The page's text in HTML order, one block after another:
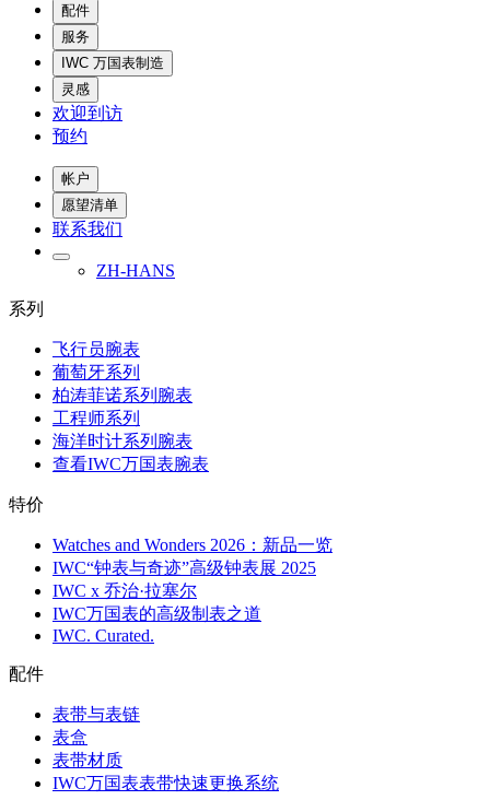
配件
服务
IWC 万国表制造
灵感
欢迎到访
预约
帐户
愿望清单
联系我们
ZH-HANS
系列
飞行员腕表
葡萄牙系列
柏涛菲诺系列腕表
工程师系列
海洋时计系列腕表
查看IWC万国表腕表
特价
Watches and Wonders 2026：新品一览
IWC“钟表与奇迹”高级钟表展 2025
IWC x 乔治·拉塞尔
IWC万国表的高级制表之道
IWC. Curated.
配件
表带与表链
表盒
表带材质
IWC万国表表带快速更换系统